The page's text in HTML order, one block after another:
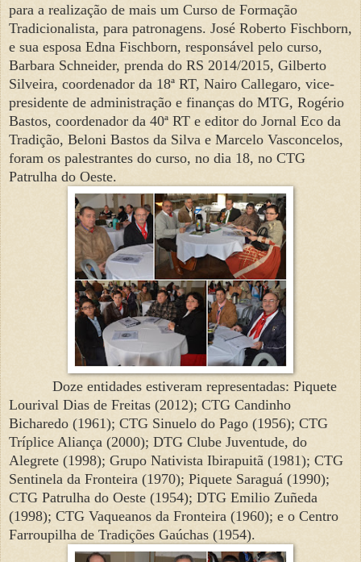
para a realização de mais um Curso de Formação
Tradicionalista, para patronagens. José Roberto Fischborn,
e sua esposa Edna Fischborn, responsável pelo curso,
Barbara Schneider, prenda do RS 2014/2015, Gilberto
Silveira, coordenador da 18ª RT, Nairo Callegaro, vice-
presidente de administração e finanças do MTG, Rogério
Bastos, coordenador da 40ª RT e editor do Jornal Eco da
Tradição, Beloni Bastos da Silva e Marcelo Vasconcelos,
foram os palestrantes do curso, no dia 18, no CTG
Patrulha do Oeste.
Doze entidades estiveram representadas: Piquete
Lourival Dias de Freitas (2012); CTG Candinho
Bicharedo (1961); CTG Sinuelo do Pago (1956); CTG
Tríplice Aliança (2000); DTG Clube Juventude, do
Alegrete (1998); Grupo Nativista Ibirapuitã (1981); CTG
Sentinela da Fronteira (1970); Piquete Saraguá (1990);
CTG Patrulha do Oeste (1954); DTG Emilio Zuñeda
(1998); CTG Vaqueanos da Fronteira (1960); e o Centro
Farroupilha de Tradições Gaúchas (1954).